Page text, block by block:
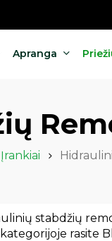
Apranga
Įrankiai
stabdžių
kategorijoje rasite